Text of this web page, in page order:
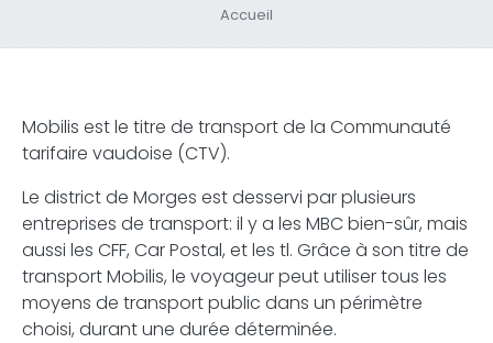
Accueil
Mobilis est le titre de transport de la Communauté
tarifaire vaudoise (CTV).
Le district de Morges est desservi par plusieurs
entreprises de transport: il y a les MBC bien-sûr, mais
aussi les CFF, Car Postal, et les tl. Grâce à son titre de
transport Mobilis, le voyageur peut utiliser tous les
moyens de transport public dans un périmètre
choisi, durant une durée déterminée.